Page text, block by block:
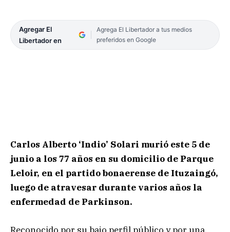
Agregar El
Libertador en
Agrega El Libertador a tus medios
preferidos en Google
Carlos Alberto ‘Indio’ Solari murió este 5 de
junio a los 77 años en su domicilio de Parque
Leloir, en el partido bonaerense de Ituzaingó,
luego de atravesar durante varios años la
enfermedad de Parkinson.
Reconocido por su bajo perfil público y por una